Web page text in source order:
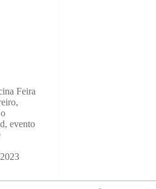
Feira
evento